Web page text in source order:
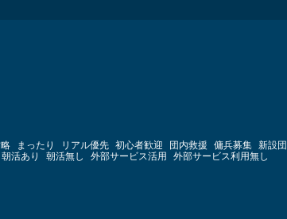
まったり リアル優先 初心者歓迎 団内救援 傭兵募集 新設団
朝活あり 朝活無し 外部サービス活用 外部サービス利用無し